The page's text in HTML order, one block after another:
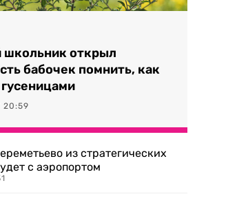
школьник открыл
бабочек помнить, как
20:59
из стратегических
с аэропортом